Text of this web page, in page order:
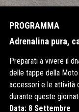
PROGRAMMA
Adrenalina pura,
Preparati a vivere il
delle tappe della
accessori e le attività
durante queste
Data: 8 Settembre